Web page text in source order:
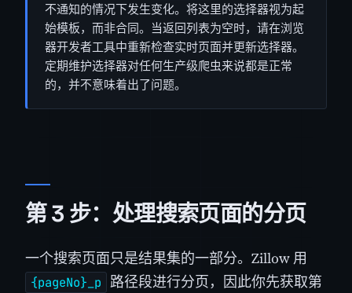
不通知的情况下发生变化。将这里的选择器视为起
始模板，而非合同。当返回列表为空时，请在浏览
器开发者工具中重新检查实时页面并更新选择器。
定期维护选择器对任何生产级爬虫来说都是正常
的，并不意味着出了问题。
第 3 步：处理搜索页面的分页
一个搜索页面只是结果集的一部分。Zillow 用
{pageNo}_p 路径段进行分页，因此你先获取第